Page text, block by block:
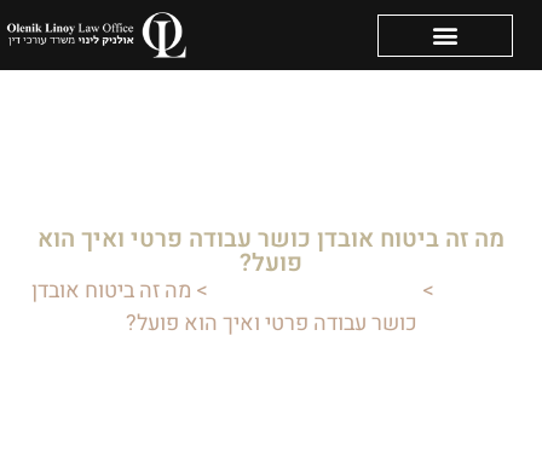
מה זה ביטוח אובדן כושר עבודה פרטי ואיך הוא
פועל?
>
> מה זה ביטוח אובדן
כושר עבודה פרטי ואיך הוא פועל?